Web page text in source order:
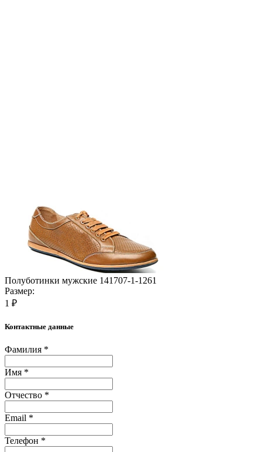
Полуботинки мужские 141707-1-1261
Размер:
1 ₽
Контактные данные
Фамилия *
Имя *
Отчество *
Email *
Телефон *